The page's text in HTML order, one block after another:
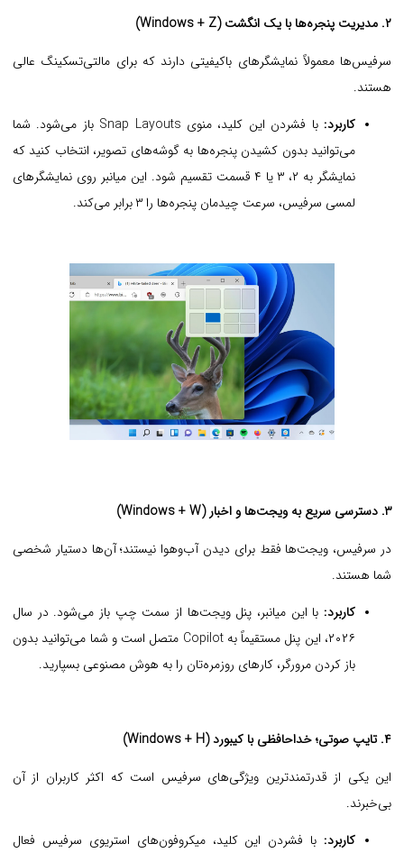
۲. مدیریت پنجره‌ها با یک انگشت (Windows + Z)
سرفیس‌ها معمولاً نمایشگرهای باکیفیتی دارند که برای مالتی‌تسکینگ عالی
هستند.
کاربرد:
با فشردن این کلید، منوی Snap Layouts باز می‌شود. شما
می‌توانید بدون کشیدن پنجره‌ها به گوشه‌های تصویر، انتخاب کنید که
نمایشگر به ۲، ۳ یا ۴ قسمت تقسیم شود. این میانبر روی نمایشگرهای
لمسی سرفیس، سرعت چیدمان پنجره‌ها را ۳ برابر می‌کند.
۳. دسترسی سریع به ویجت‌ها و اخبار (Windows + W)
در سرفیس، ویجت‌ها فقط برای دیدن آب‌وهوا نیستند؛ آن‌ها دستیار شخصی
شما هستند.
کاربرد: با این میانبر، پنل ویجت‌ها از سمت چپ باز می‌شود. در سال
۲۰۲۶، این پنل مستقیماً به Copilot متصل است و شما می‌توانید بدون
باز کردن مرورگر، کارهای روزمره‌تان را به هوش مصنوعی بسپارید.
۴. تایپ صوتی؛ خداحافظی با کیبورد (Windows + H)
این یکی از قدرتمندترین ویژگی‌های سرفیس است که اکثر کاربران از آن
بی‌خبرند.
کاربرد: با فشردن این کلید، میکروفون‌های استریوی سرفیس فعال